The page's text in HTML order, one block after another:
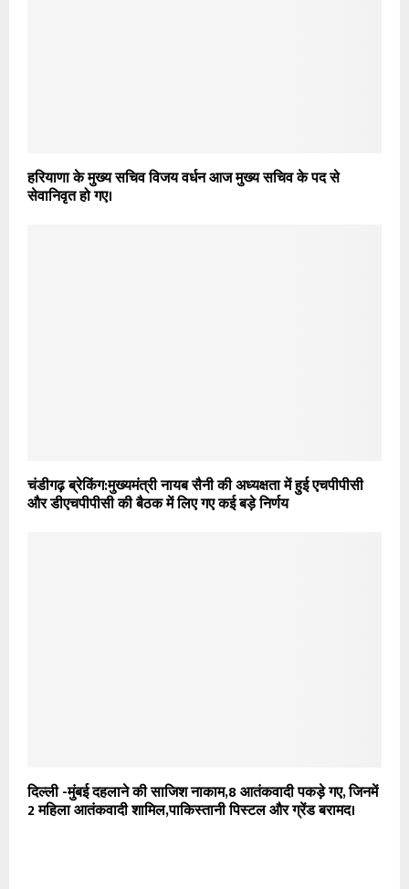
हरियाणा के मुख्य सचिव विजय वर्धन आज मुख्य सचिव के पद से
सेवानिवृत हो गए।
चंडीगढ़ ब्रेकिंग:मुख्यमंत्री नायब सैनी की अध्यक्षता में हुई एचपीपीसी
और डीएचपीपीसी की बैठक में लिए गए कई बड़े निर्णय
दिल्ली -मुंबई दहलाने की साजिश नाकाम,8 आतंकवादी पकड़े गए, जिनमें
2 महिला आतंकवादी शामिल,पाकिस्तानी पिस्टल और ग्रेंड बरामद।